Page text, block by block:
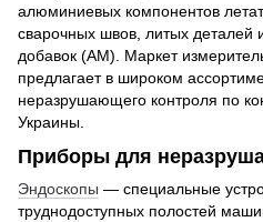
алюминиевых компонентов
сварочных швов, литых деталей
добавок (AM). Маркет
предлагает в широком
неразрушающего контроля по
Украины.
Приборы для
Эндоскопы — специальные
труднодоступных полостей